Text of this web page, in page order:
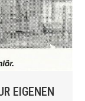
EIGENEN